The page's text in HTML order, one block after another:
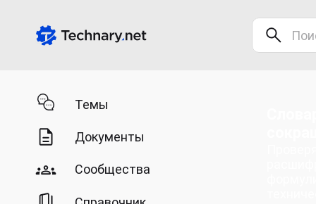
Темы
Документы
Сообщества